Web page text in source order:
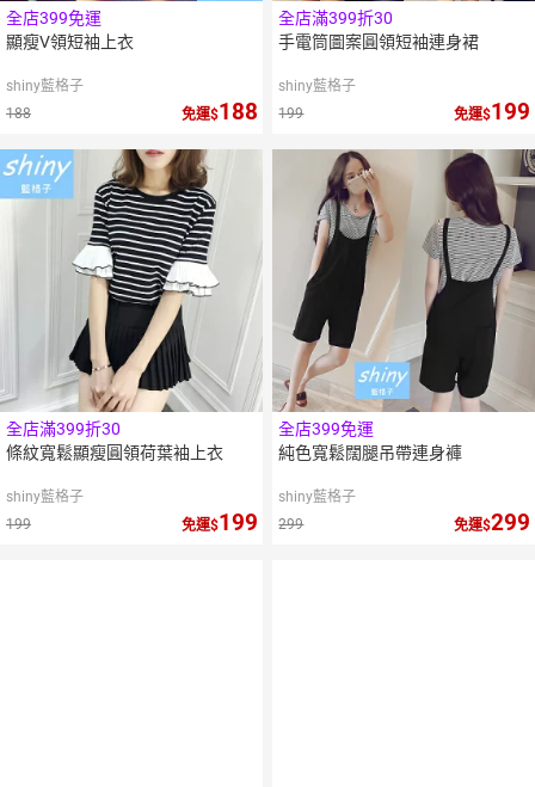
全店399免運
顯瘦V領短袖上衣
shiny藍格子
188
免運 188
全店滿399折30
手電筒圖案圓領短袖連身裙
shiny藍格子
199
免運 199
全店滿399折30
條紋寬鬆顯瘦圓領荷葉袖上衣
shiny藍格子
199
免運 199
全店399免運
純色寬鬆闊腿吊帶連身褲
shiny藍格子
299
免運 299